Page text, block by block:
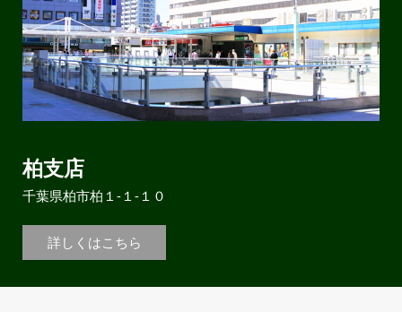
柏支店
千葉県柏市柏１-１-１０
詳しくはこちら